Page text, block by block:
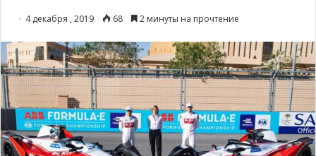
4 декабря , 2019 68 2 минуты на прочтение